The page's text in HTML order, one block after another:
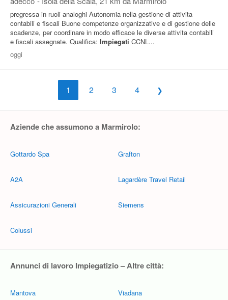
pregressa in ruoli analoghi Autonomia nella gestione di attivita
contabili e fiscali Buone competenze organizzative e di gestione delle
scadenze, per coordinare in modo efficace le diverse attivita contabili
e fiscali assegnate. Qualifica: Impiegati CCNL...
oggi
1 2 3 4
Aziende che assumono a Marmirolo:
Gottardo Spa
A2A
Assicurazioni Generali
Colussi
Grafton
Lagardère Travel Retail
Siemens
Annunci di lavoro Impiegatizio – Altre città:
Mantova Viadana